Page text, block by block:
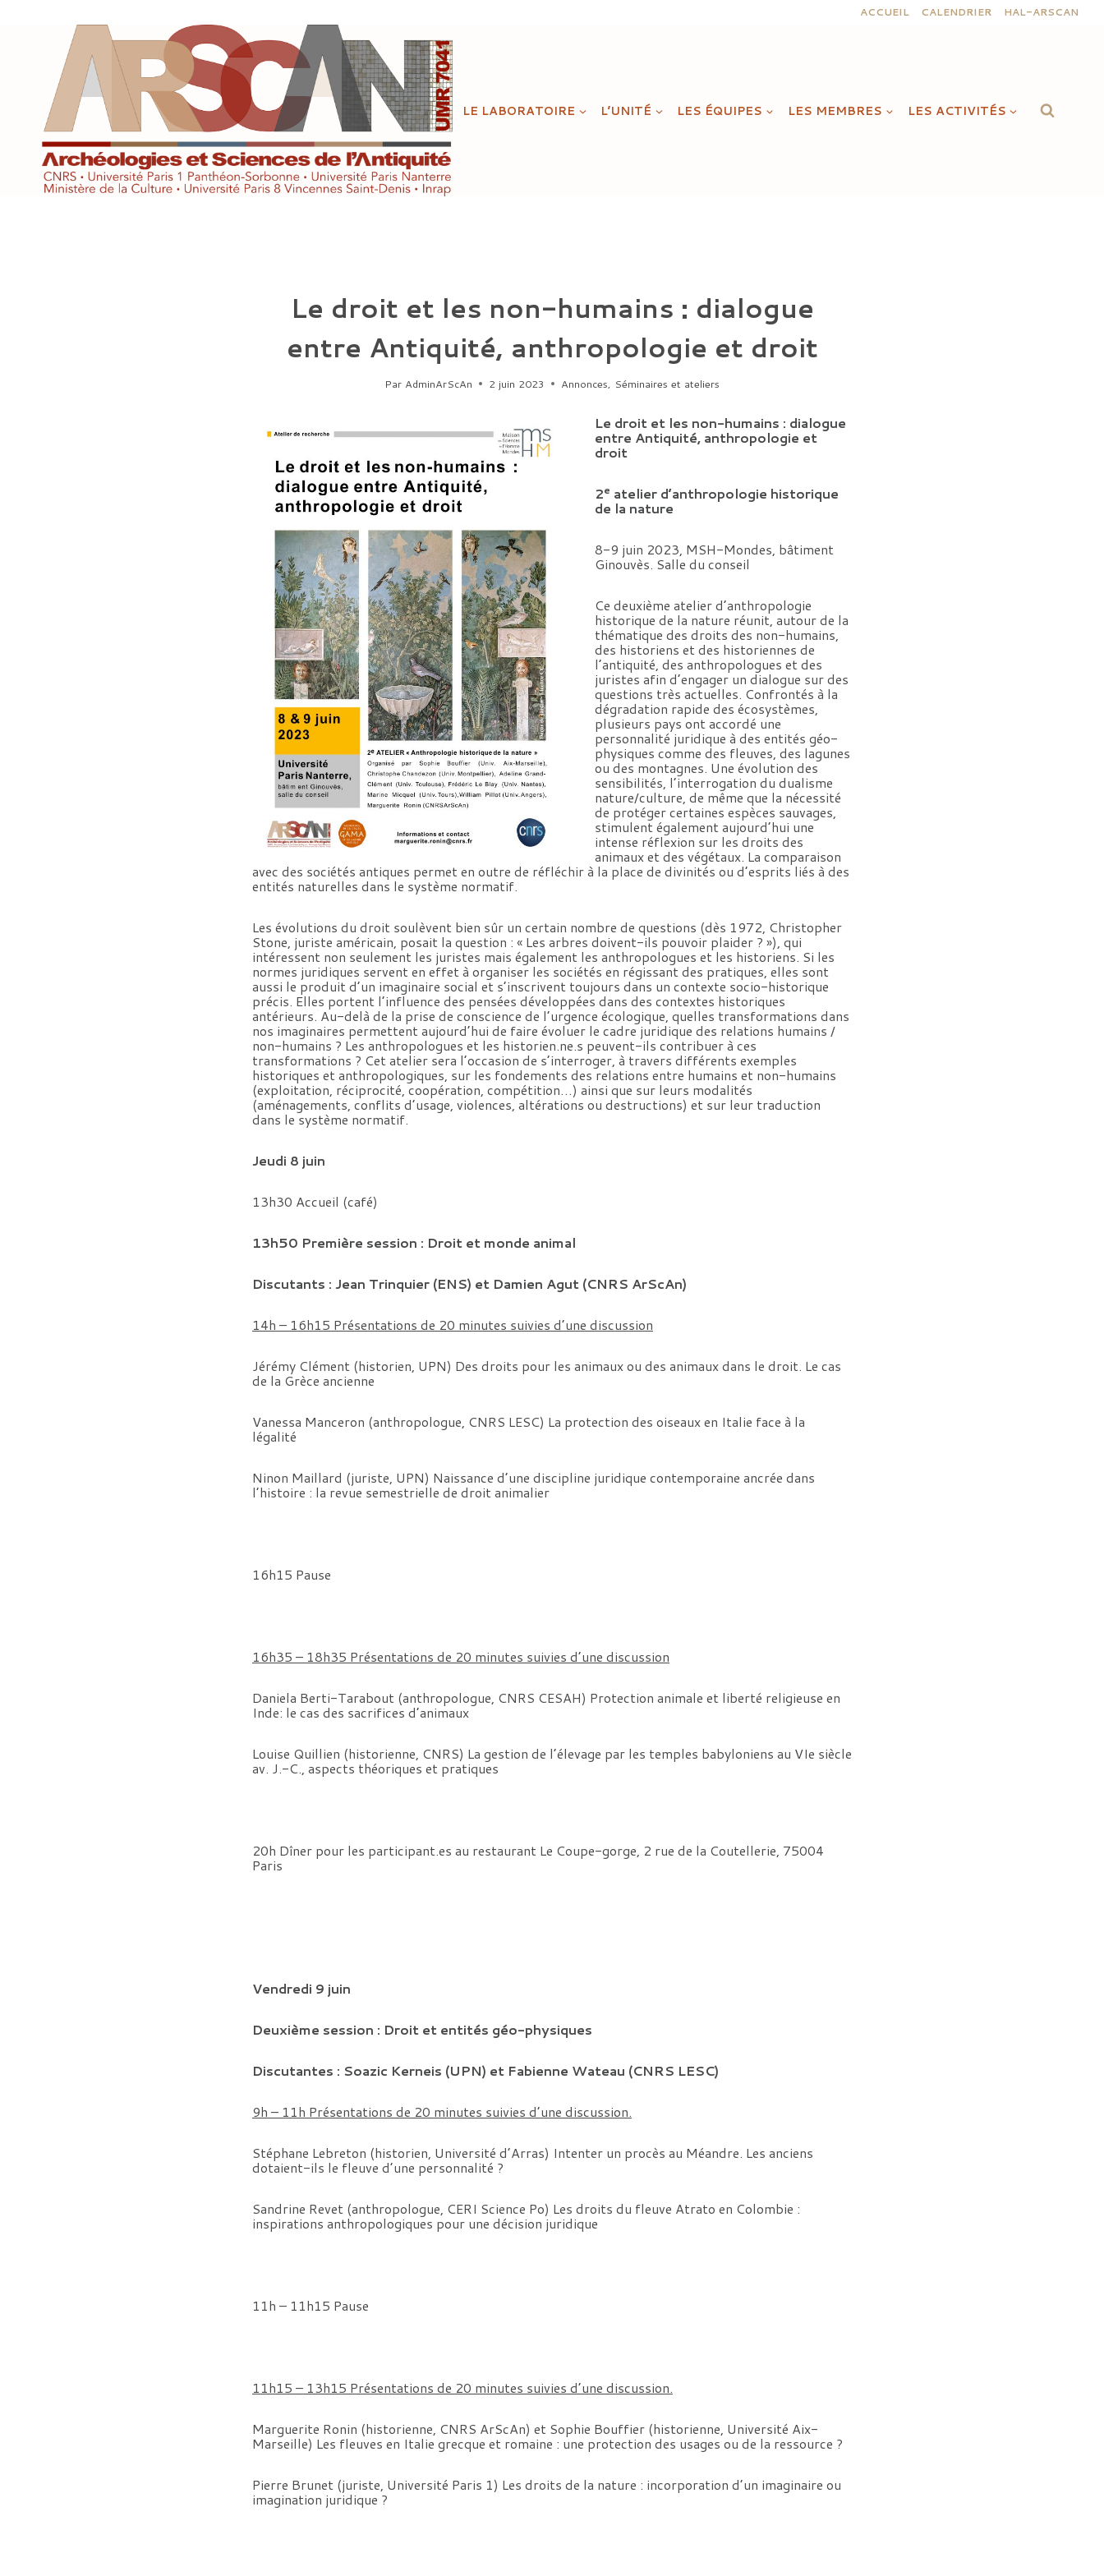
ACCUEIL CALENDRIER HAL-ARSCAN
LE LABORATOIRE L’UNITÉ LES ÉQUIPES LES MEMBRES LES ACTIVITÉS
Le droit et les non-humains : dialogue
entre Antiquité, anthropologie et droit
Par AdminArScAn 2 juin 2023 Annonces, Séminaires et ateliers
Le droit et les non-humains : dialogue
entre Antiquité, anthropologie et
droit
2e atelier d’anthropologie historique
de la nature
8-9 juin 2023, MSH-Mondes, bâtiment
Ginouvès. Salle du conseil
Ce deuxième atelier d’anthropologie
historique de la nature réunit, autour de la
thématique des droits des non-humains,
des historiens et des historiennes de
l’antiquité, des anthropologues et des
juristes afin d’engager un dialogue sur des
questions très actuelles. Confrontés à la
dégradation rapide des écosystèmes,
plusieurs pays ont accordé une
personnalité juridique à des entités géo-
physiques comme des fleuves, des lagunes
ou des montagnes. Une évolution des
sensibilités, l’interrogation du dualisme
nature/culture, de même que la nécessité
de protéger certaines espèces sauvages,
stimulent également aujourd’hui une
intense réflexion sur les droits des
animaux et des végétaux. La comparaison
avec des sociétés antiques permet en outre de réfléchir à la place de divinités ou d’esprits liés à des
entités naturelles dans le système normatif.
Les évolutions du droit soulèvent bien sûr un certain nombre de questions (dès 1972, Christopher
Stone, juriste américain, posait la question : « Les arbres doivent-ils pouvoir plaider ? »), qui
intéressent non seulement les juristes mais également les anthropologues et les historiens. Si les
normes juridiques servent en effet à organiser les sociétés en régissant des pratiques, elles sont
aussi le produit d’un imaginaire social et s’inscrivent toujours dans un contexte socio-historique
précis. Elles portent l’influence des pensées développées dans des contextes historiques
antérieurs. Au-delà de la prise de conscience de l’urgence écologique, quelles transformations dans
nos imaginaires permettent aujourd’hui de faire évoluer le cadre juridique des relations humains /
non-humains ? Les anthropologues et les historien.ne.s peuvent-ils contribuer à ces
transformations ? Cet atelier sera l’occasion de s’interroger, à travers différents exemples
historiques et anthropologiques, sur les fondements des relations entre humains et non-humains
(exploitation, réciprocité, coopération, compétition…) ainsi que sur leurs modalités
(aménagements, conflits d’usage, violences, altérations ou destructions) et sur leur traduction
dans le système normatif.
Jeudi 8 juin
13h30 Accueil (café)
13h50 Première session : Droit et monde animal
Discutants : Jean Trinquier (ENS) et Damien Agut (CNRS ArScAn)
14h – 16h15 Présentations de 20 minutes suivies d’une discussion
Jérémy Clément (historien, UPN) Des droits pour les animaux ou des animaux dans le droit. Le cas
de la Grèce ancienne
Vanessa Manceron (anthropologue, CNRS LESC) La protection des oiseaux en Italie face à la
légalité
Ninon Maillard (juriste, UPN) Naissance d’une discipline juridique contemporaine ancrée dans
l’histoire : la revue semestrielle de droit animalier
16h15 Pause
16h35 – 18h35 Présentations de 20 minutes suivies d’une discussion
Daniela Berti-Tarabout (anthropologue, CNRS CESAH) Protection animale et liberté religieuse en
Inde: le cas des sacrifices d’animaux
Louise Quillien (historienne, CNRS) La gestion de l’élevage par les temples babyloniens au VIe siècle
av. J.-C., aspects théoriques et pratiques
20h Dîner pour les participant.es au restaurant Le Coupe-gorge, 2 rue de la Coutellerie, 75004
Paris
Vendredi 9 juin
Deuxième session : Droit et entités géo-physiques
Discutantes : Soazic Kerneis (UPN) et Fabienne Wateau (CNRS LESC)
9h – 11h Présentations de 20 minutes suivies d’une discussion.
Stéphane Lebreton (historien, Université d’Arras) Intenter un procès au Méandre. Les anciens
dotaient-ils le fleuve d’une personnalité ?
Sandrine Revet (anthropologue, CERI Science Po) Les droits du fleuve Atrato en Colombie :
inspirations anthropologiques pour une décision juridique
11h – 11h15 Pause
11h15 – 13h15 Présentations de 20 minutes suivies d’une discussion.
Marguerite Ronin (historienne, CNRS ArScAn) et Sophie Bouffier (historienne, Université Aix-
Marseille) Les fleuves en Italie grecque et romaine : une protection des usages ou de la ressource ?
Pierre Brunet (juriste, Université Paris 1) Les droits de la nature : incorporation d’un imaginaire ou
imagination juridique ?